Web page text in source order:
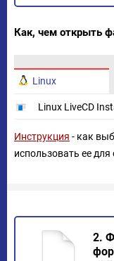
Как, чем открыть
Linux
Linux LiveCD
Инструкция - как
использовать ее
2.